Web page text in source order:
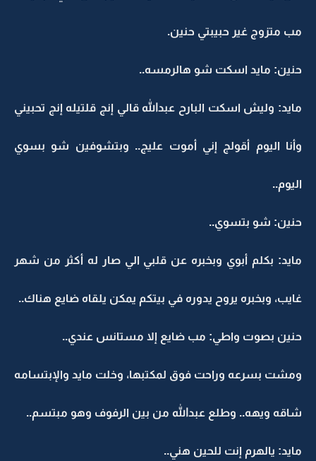
مب متزوج غير حبيبتي حنين.
حنين: مايد اسكت شو هالرمسه..
مايد: وليش اسكت البارح عبدالله قالي إنج قلتيله إنج تحبيني
وأنا اليوم أقولج إني أموت عليج.. وبتشوفين شو بسوي
اليوم..
حنين: شو بتسوي..
مايد: بكلم أبوي وبخبره عن قلبي الي صار له أكثر من شهر
غايب، وبخبره يروح يدوره في بيتكم يمكن يلقاه ضايع هناك..
حنين بصوت واطي: مب ضايع إلا مستانس عندي..
ومشت بسرعه وراحت فوق لمكتبها، وخلت مايد والإبتسامه
شاقه ويهه.. وطلع عبدالله من بين الرفوف وهو مبتسم..
مايد: يالهرم إنت للحين هني..